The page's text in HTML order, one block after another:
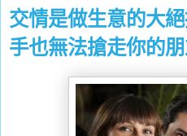
交情是做生意的大
手也無法搶走你的